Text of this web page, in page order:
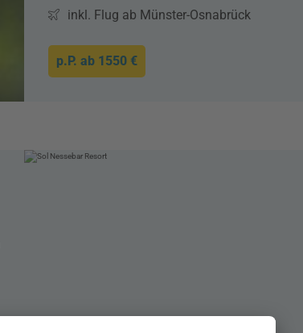
inkl. Flug ab Münster-Osnabrück
p.P. ab 1550 €